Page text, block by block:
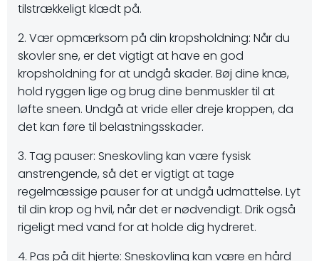
tilstrækkeligt klædt på.
2. Vær opmærksom på din kropsholdning: Når du
skovler sne, er det vigtigt at have en god
kropsholdning for at undgå skader. Bøj dine knæ,
hold ryggen lige og brug dine benmuskler til at
løfte sneen. Undgå at vride eller dreje kroppen, da
det kan føre til belastningsskader.
3. Tag pauser: Sneskovling kan være fysisk
anstrengende, så det er vigtigt at tage
regelmæssige pauser for at undgå udmattelse. Lyt
til din krop og hvil, når det er nødvendigt. Drik også
rigeligt med vand for at holde dig hydreret.
4. Pas på dit hjerte: Sneskovling kan være en hård